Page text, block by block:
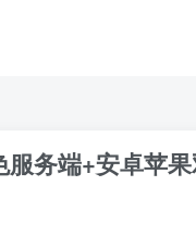
务端+安卓苹